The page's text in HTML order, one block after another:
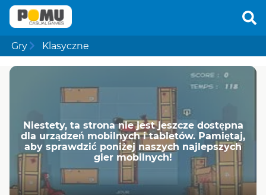
Gry Klasyczne
Niestety, ta strona nie jest jeszcze dostępna
dla urządzeń mobilnych i tabletów. Pamiętaj,
aby sprawdzić poniżej naszych najlepszych
gier mobilnych!